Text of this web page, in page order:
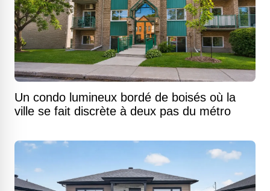
Un condo lumineux bordé de boisés où la
ville se fait discrète à deux pas du métro